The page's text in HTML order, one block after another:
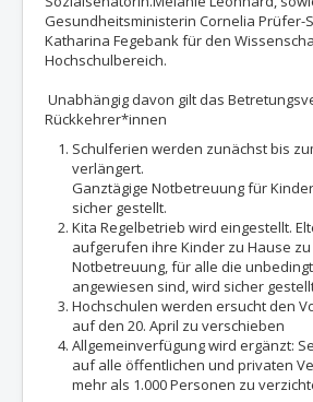
Gesundheitsministerin Cornelia Prüfer-
Katharina Fegebank für den
Hochschulbereich.
Unabhängig davon gilt das
Rückkehrer*innen
Schulferien werden zunächst bis
verlängert.
Ganztägige Notbetreuung für
sicher gestellt.
Kita Regelbetrieb wird eingestellt.
aufgerufen ihre Kinder zu Hause
Notbetreuung, für alle die
angewiesen sind, wird sicher
Hochschulen werden ersucht den
auf den 20. April zu verschieben
Allgemeinverfügung wird ergänzt:
auf alle öffentlichen und privaten
mehr als 1.000 Personen zu